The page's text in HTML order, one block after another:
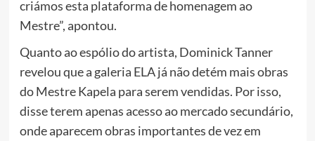
criámos esta plataforma de homenagem ao
Mestre”, apontou.
Quanto ao espólio do artista, Dominick Tanner
revelou que a galeria ELA já não detém mais obras
do Mestre Kapela para serem vendidas. Por isso,
disse terem apenas acesso ao mercado secundário,
onde aparecem obras importantes de vez em